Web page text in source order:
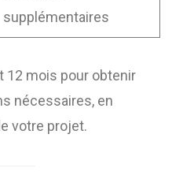
supplémentaires
12 mois pour obtenir
nécessaires, en
votre projet.